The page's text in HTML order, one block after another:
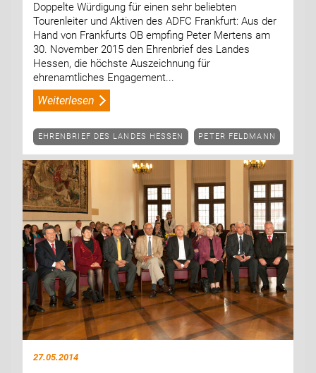
Doppelte Würdigung für einen sehr beliebten
Tourenleiter und Aktiven des ADFC Frankfurt: Aus der
Hand von Frankfurts OB empfing Peter Mertens am
30. November 2015 den Ehrenbrief des Landes
Hessen, die höchste Auszeichnung für
ehrenamtliches Engagement...
Weiterlesen
EHRENBRIEF DES LANDES HESSEN PETER FELDMANN
27.05.2014